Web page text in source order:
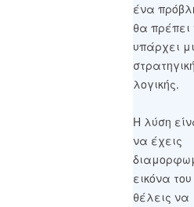
ένα
θα πρέπει
υπάρχει
στρατηγική
λογικής.
Η λύση
να έχεις
εικόνα του
θέλεις να